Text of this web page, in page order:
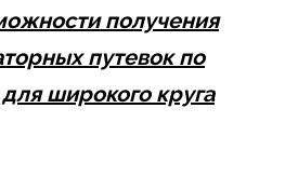
получения
путевок по
широкого круга